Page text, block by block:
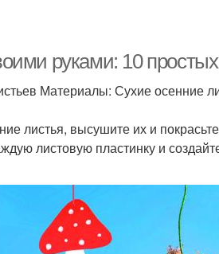
руками: 10
Материалы: Сухие осенние
листья, высушите их и
листовую пластинку и